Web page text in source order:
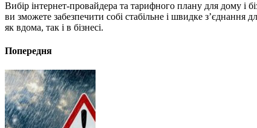
Вибір інтернет-провайдера та тарифного плану для дому і
ви зможете забезпечити собі стабільне і швидке
як вдома, так і в бізнесі.
Попередня